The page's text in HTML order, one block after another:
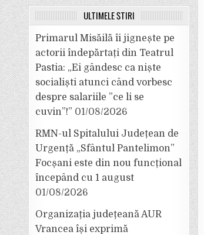
ULTIMELE ȘTIRI
Primarul Misăilă îi jignește pe
actorii îndepărtați din Teatrul
Pastia: „Ei gândesc ca niște
socialiști atunci când vorbesc
despre salariile ”ce li se
cuvin”!” 01/08/2026
RMN-ul Spitalului Județean de
Urgență „Sfântul Pantelimon”
Focșani este din nou funcțional
începând cu 1 august
01/08/2026
Organizația județeană AUR
Vrancea își exprimă